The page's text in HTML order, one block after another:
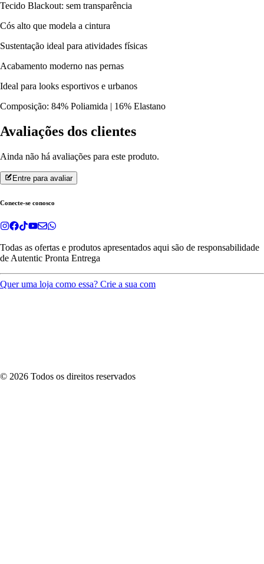
Tecido Blackout: sem transparência
Cós alto que modela a cintura
Sustentação ideal para atividades físicas
Acabamento moderno nas pernas
Ideal para looks esportivos e urbanos
Composição: 84% Poliamida | 16% Elastano
Avaliações dos clientes
Ainda não há avaliações para este produto.
Entre para avaliar
Conecte-se conosco
Todas as ofertas e produtos apresentados aqui são de responsabilidade
de Autentic Pronta Entrega
Quer uma loja como essa? Crie a sua com
© 2026 Todos os direitos reservados